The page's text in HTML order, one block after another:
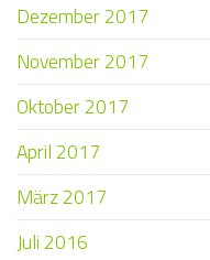
Dezember 2017
November 2017
Oktober 2017
April 2017
März 2017
Juli 2016